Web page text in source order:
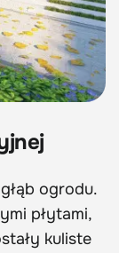
ogrodu.
płytami,
kuliste